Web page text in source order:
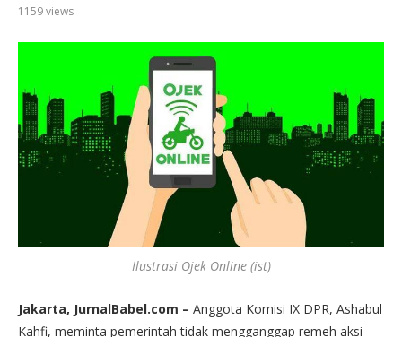
1159views
Ilustrasi Ojek Online (ist)
Jakarta, JurnalBabel.com – Anggota Komisi IX DPR, Ashabul
Kahfi, meminta pemerintah tidak mengganggap remeh aksi